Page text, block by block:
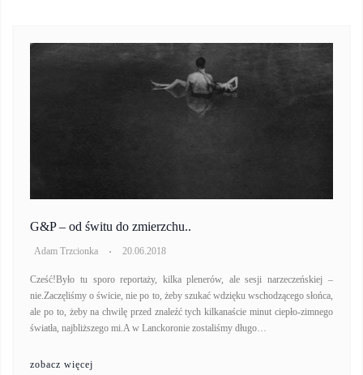
G&P – od świtu do zmierzchu..
Adam Trzcionka 20.06.2018
Cześć!Było tu sporo reportaży, kilka plenerów, ale sesji narzeczeńskiej –
nie.Zaczęliśmy o świcie, nie po to, żeby szukać wdzięku wschodzącego słońca,
ale po to, żeby na chwilę przed znaleźć tych kilkanaście minut ciepło-zimnego
światła, najbliższego mi.A w Lanckoronie zostaliśmy długo…
zobacz więcej